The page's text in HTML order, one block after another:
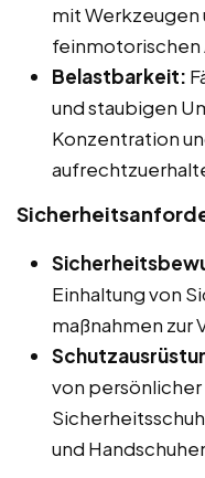
mit Werkzeugen
feinmotorischen
Belastbarkeit:
und staubigen
Konzentration
Einhaltung von
maßnahmen zur
von persönlicher
und